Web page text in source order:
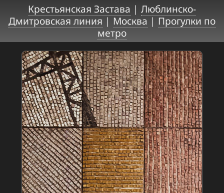
Крестьянская Застава | Люблинско-
Дмитровская линия|Москва|Прогулки по
метро